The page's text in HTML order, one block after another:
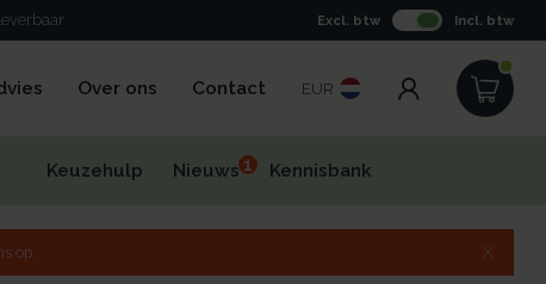
Excl. btw Incl. btw
Over ons Contact EUR
Keuzehulp Nieuws1 Kennisbank
op.